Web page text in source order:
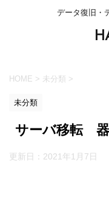
データ復旧・
HOME > 未分類 >
未分類
サーバ移転 器
更新日： 2021年1月7日